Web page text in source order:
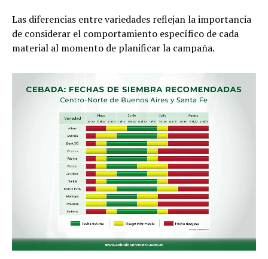
Las diferencias entre variedades reflejan la importancia
de considerar el comportamiento específico de cada
material al momento de planificar la campaña.